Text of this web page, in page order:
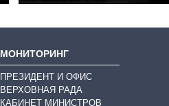
МОНИТОРИНГ
ПРЕЗИДЕНТ И ОФИС
ВЕРХОВНАЯ РАДА
КАБИНЕТ МИНИСТРОВ